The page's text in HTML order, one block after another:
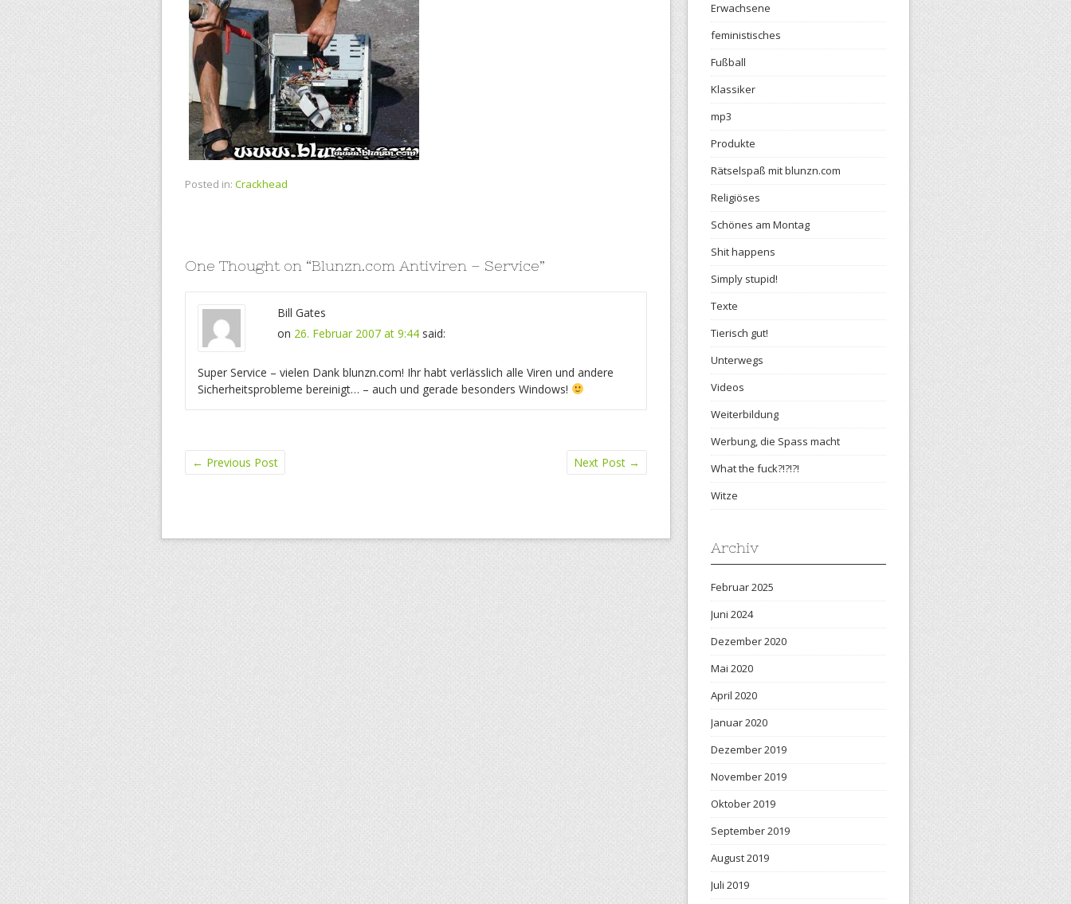
Posted in: Crackhead
One Thought on “Blunzn.com Antiviren – Service”
Bill Gates
on 26. Februar 2007 at 9:44 said:
Super Service – vielen Dank blunzn.com! Ihr habt verlässlich alle Viren und andere
Sicherheitsprobleme bereinigt… – auch und gerade besonders Windows!
← Previous Post Next Post →
Erwachsene
feministisches
Fußball
Klassiker
mp3
Produkte
Rätselspaß mit blunzn.com
Religiöses
Schönes am Montag
Shit happens
Simply stupid!
Texte
Tierisch gut!
Unterwegs
Videos
Weiterbildung
Werbung, die Spass macht
What the fuck?!?!?!
Witze
Archiv
Februar 2025
Juni 2024
Dezember 2020
Mai 2020
April 2020
Januar 2020
Dezember 2019
November 2019
Oktober 2019
September 2019
August 2019
Juli 2019